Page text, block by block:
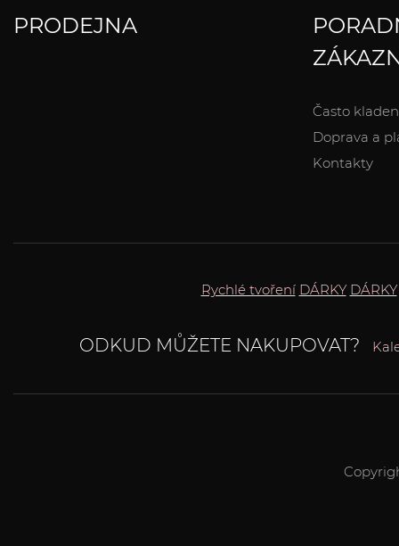
PRODEJNA
Často
Doprava a
Kontakty
Rychlé tvoření DÁRKY DÁRKY
ODKUD MŮŽETE NAKUPOVAT?